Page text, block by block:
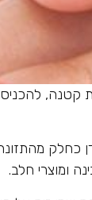
קטנה,
כחלק מהתזונה
ומוצרי חלב.